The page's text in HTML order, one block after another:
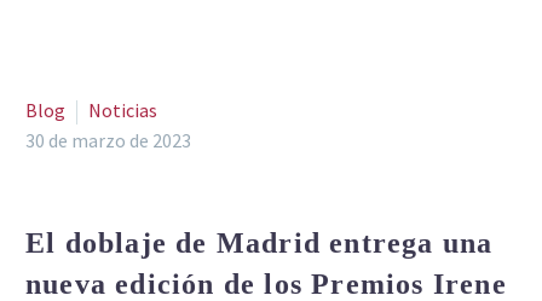
Blog
Noticias
30 de marzo de 2023
El doblaje de Madrid entrega una
nueva edición de los Premios Irene